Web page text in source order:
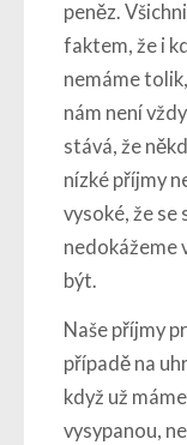
peněz.
faktem, že i
nemáme
nám není
stává, že
nízké příjmy
vysoké, že se
nedokážeme
být.
Naše příjmy
případě na
když už
vysypanou,